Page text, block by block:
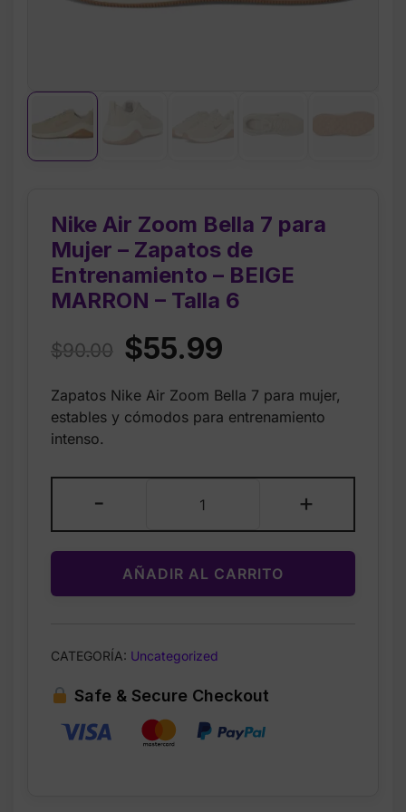
Nike Air Zoom Bella 7 para
Mujer – Zapatos de
Entrenamiento – BEIGE
MARRON – Talla 6
$90.00 Original
was:
$55.99
is:
Zapatos Nike Air Zoom Bella 7 para mujer,
estables y cómodos para entrenamiento
intenso.
-
Air
Zoom
Bella
7
para
Zapatos
Entrenamiento
–
+
AÑADIR AL CARRITO
CATEGORÍA: Uncategorized
Safe & Secure Checkout